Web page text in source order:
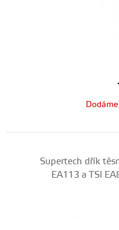
Supertech dřík
EA113 a TSI